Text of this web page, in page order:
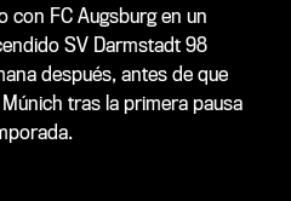
con FC Augsburg en un
SV Darmstadt 98
después, antes de que
tras la primera pausa